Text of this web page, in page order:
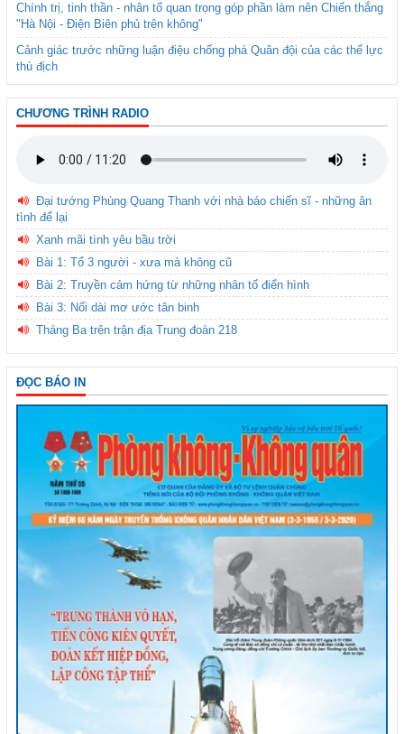
Chính trị, tinh thần - nhân tố quan trọng góp phần làm nên Chiến thắng
"Hà Nội - Điện Biên phủ trên không"
Cảnh giác trước những luận điệu chống phá Quân đội của các thế lực
thù địch
CHƯƠNG TRÌNH RADIO
Đại tướng Phùng Quang Thanh với nhà báo chiến sĩ - những ân
tình để lại
Xanh mãi tình yêu bầu trời
Bài 1: Tổ 3 người - xưa mà không cũ
Bài 2: Truyền cảm hứng từ những nhân tố điển hình
Bài 3: Nối dài mơ ước tân binh
Tháng Ba trên trận địa Trung đoàn 218
ĐỌC BÁO IN